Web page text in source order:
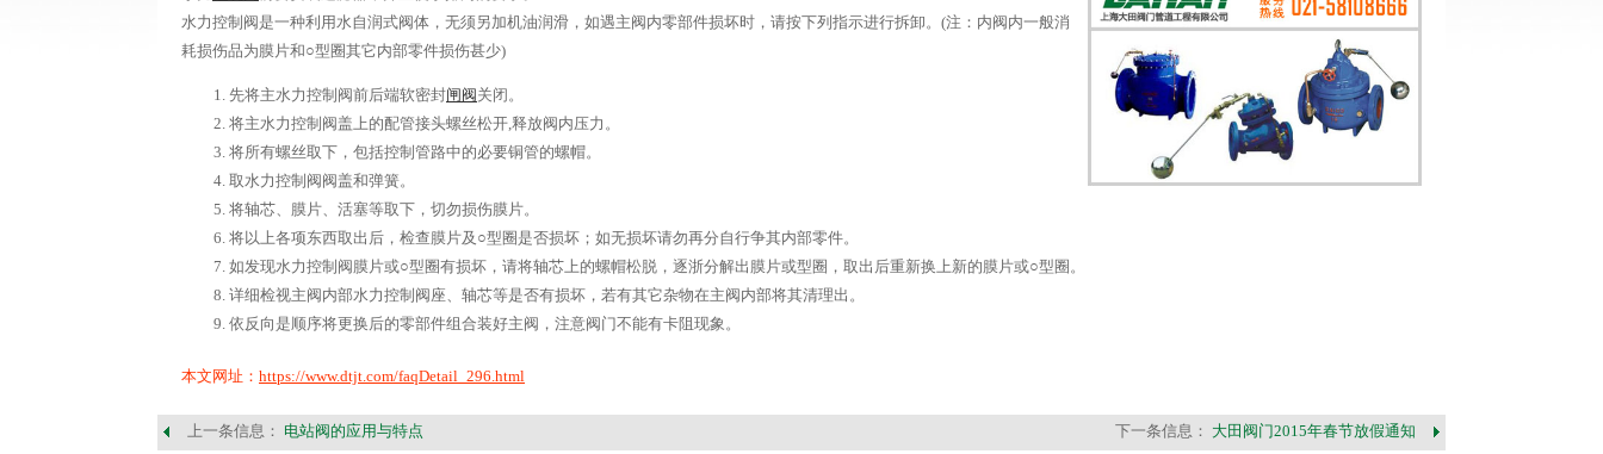
水力控制阀是一种利用水自润式阀体，无须另加机油润滑，如遇主阀内零部件损坏时，请按下列指示进行拆卸。(注：内阀内一般消
耗损伤品为膜片和○型圈其它内部零件损伤甚少)
先将主水力控制阀前后端软密封闸阀关闭。
将主水力控制阀盖上的配管接头螺丝松开,释放阀内压力。
将所有螺丝取下，包括控制管路中的必要铜管的螺帽。
取水力控制阀阀盖和弹簧。
将轴芯、膜片、活塞等取下，切勿损伤膜片。
将以上各项东西取出后，检查膜片及○型圈是否损坏；如无损坏请勿再分自行争其内部零件。
如发现水力控制阀膜片或○型圈有损坏，请将轴芯上的螺帽松脱，逐浙分解出膜片或型圈，取出后重新换上新的膜片或○型圈。
详细检视主阀内部水力控制阀座、轴芯等是否有损坏，若有其它杂物在主阀内部将其清理出。
依反向是顺序将更换后的零部件组合装好主阀，注意阀门不能有卡阻现象。
本文网址： https://www.dtjt.com/faqDetail_296.html
上一条信息： 电站阀的应用与特点 下一条信息： 大田阀门2015年春节放假通知